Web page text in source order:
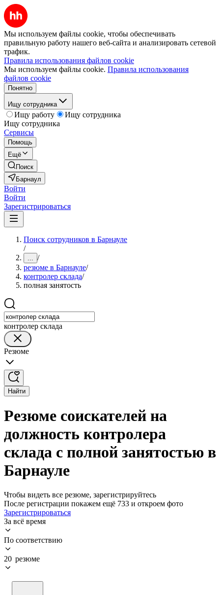
Мы используем файлы cookie, чтобы обеспечивать
правильную работу нашего веб-сайта и анализировать сетевой
трафик.
Правила использования файлов cookie
Мы используем файлы cookie. Правила использования
файлов cookie
Понятно
Ищу сотрудника
Ищу работу
Ищу сотрудника
Ищу сотрудника
Сервисы
Помощь
Ещё
Поиск
Барнаул
Войти
Войти
Зарегистрироваться
Поиск сотрудников в Барнауле
/
... /
резюме в Барнауле/
контролер склада/
полная занятость
контролер склада
Резюме
Найти
Резюме соискателей на
должность контролера
склада с полной занятостью в
Барнауле
Чтобы видеть все резюме, зарегистрируйтесь
После регистрации покажем ещё 733 и откроем фото
Зарегистрироваться
За всё время
По соответствию
20 резюме